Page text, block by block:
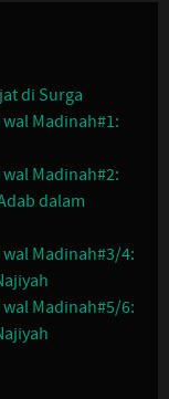
di Surga
Madinah#1:
Madinah#2:
dalam
Madinah#3/4:
Madinah#5/6: